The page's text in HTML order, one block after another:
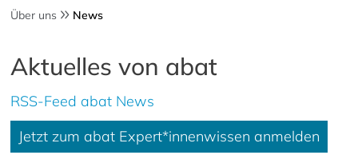
Über uns News
Aktuelles von abat
RSS-Feed abat News
Jetzt zum abat Expert*innenwissen anmelden